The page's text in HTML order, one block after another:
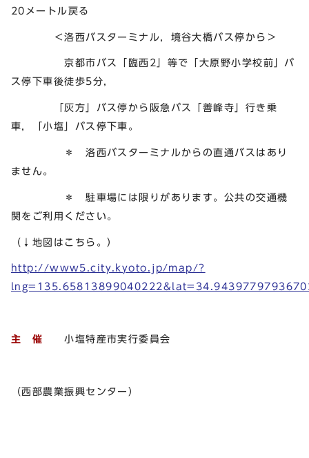
20メートル戻る
＜洛西バスターミナル，境谷大橋バス停から＞
京都市バス「臨西2」等で「大原野小学校前」バ
ス停下車後徒歩5分，
「灰方」バス停から阪急バス「善峰寺」行き乗
車，「小塩」バス停下車。
＊ 洛西バスターミナルからの直通バスはあり
ません。
＊ 駐車場には限りがあります。公共の交通機
関をご利用ください。
（↓地図はこちら。）
http://www5.city.kyoto.jp/map/?
主 催 小塩特産市実行委員会
（西部農業振興センター）